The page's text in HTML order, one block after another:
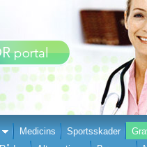
Medicins Sportsskader